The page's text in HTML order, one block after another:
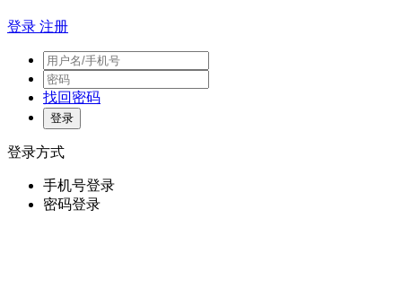
登录 注册
找回密码
登录方式
手机号登录
密码登录